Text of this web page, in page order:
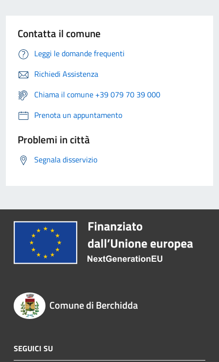
Contatta il comune
Leggi le domande frequenti
Richiedi Assistenza
Chiama il comune +39 079 70 39 000
Prenota un appuntamento
Problemi in città
Segnala disservizio
Comune di Berchidda
SEGUICI SU